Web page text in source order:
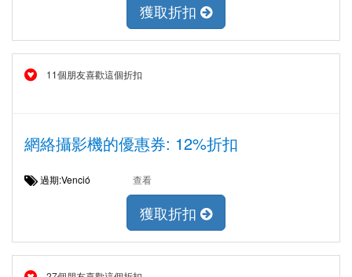
獲取折扣
11個朋友喜歡這個折扣
網絡攝影機的優惠券: 12%折扣
過期:Venció 查看
獲取折扣